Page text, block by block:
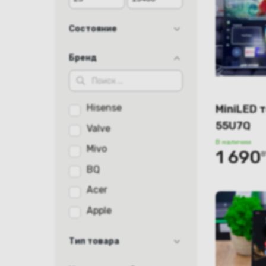
Состояние
отличное
хорошее
Бренд
Hisense
Valve
Mivo
BQ
Acer
Apple
Тип товара
MiniLED
55U7Q
В наличии
1 690